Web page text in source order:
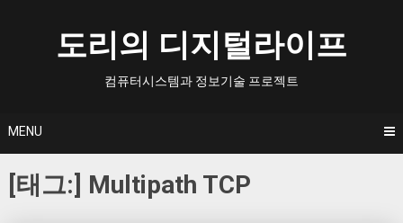
도리의 디지털라이프
컴퓨터시스템과 정보기술 프로젝트
MENU
[태그:] Multipath TCP